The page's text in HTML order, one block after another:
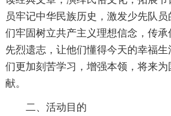
员牢记中华民族历史，激发少先队
们牢固树立共产主义理想信念，传
先烈遗志，让他们懂得今天的幸福
们更加刻苦学习，增强本领，将来
献。
二、活动目的